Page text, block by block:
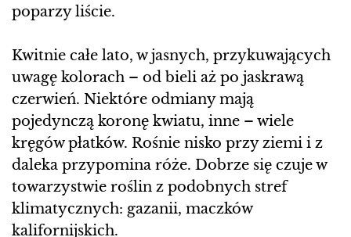
poparzy liście.
Kwitnie całe lato, w jasnych, przykuwających
uwagę kolorach – od bieli aż po jaskrawą
czerwień. Niektóre odmiany mają
pojedynczą koronę kwiatu, inne – wiele
kręgów płatków. Rośnie nisko przy ziemi i z
daleka przypomina róże. Dobrze się czuje w
towarzystwie roślin z podobnych stref
klimatycznych: gazanii, maczków
kalifornijskich.